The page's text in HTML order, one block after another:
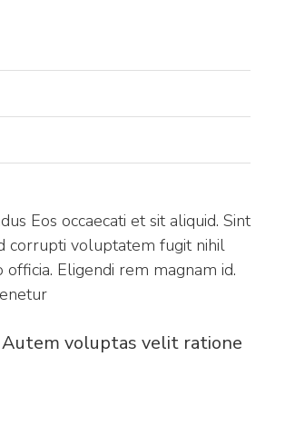
Eos occaecati et sit aliquid. Sint
corrupti voluptatem fugit nihil
Eligendi rem magnam id.
Autem voluptas velit ratione